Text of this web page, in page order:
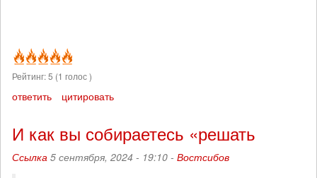
Рейтинг:5 (1 голос )
ответить цитировать
И как вы собираетесь «решать
Ссылка 5 сентября, 2024 - 19:10 - Востсибов